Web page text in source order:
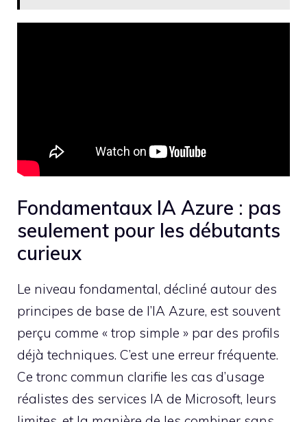
Fondamentaux IA Azure : pas
seulement pour les débutants
curieux
Le niveau fondamental, décliné autour des
principes de base de l’IA Azure, est souvent
perçu comme « trop simple » par des profils
déjà techniques. C’est une erreur fréquente.
Ce tronc commun clarifie les cas d’usage
réalistes des services IA de Microsoft, leurs